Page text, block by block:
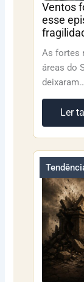
Ventos
esse
As fortes
áreas do
deixaram…
Ler